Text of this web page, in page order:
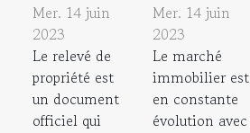
Mer. 14 juin
2023
Le relevé de
propriété est
un document
officiel qui
Mer. 14 juin
2023
Le marché
immobilier est
en constante
évolution avec